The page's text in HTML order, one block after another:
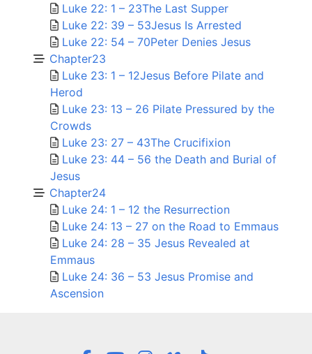
Luke 22: 1 – 23The Last Supper
Luke 22: 39 – 53Jesus Is Arrested
Luke 22: 54 – 70Peter Denies Jesus
Chapter23
Luke 23: 1 – 12Jesus Before Pilate and
Herod
Luke 23: 13 – 26 Pilate Pressured by the
Crowds
Luke 23: 27 – 43The Crucifixion
Luke 23: 44 – 56 the Death and Burial of
Jesus
Chapter24
Luke 24: 1 – 12 the Resurrection
Luke 24: 13 – 27 on the Road to Emmaus
Luke 24: 28 – 35 Jesus Revealed at
Emmaus
Luke 24: 36 – 53 Jesus Promise and
Ascension